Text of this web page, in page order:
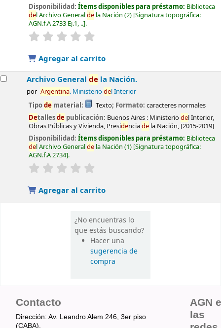
Disponibilidad:Ítems disponibles para préstamo: Biblioteca
del Archivo Generalde la Nación (2) Signatura topográfica:
AGN.f.A 2733 Ej.1, .. .
valoración
Agregar al carrito
Archivo Generalde la Nación.
por Argentina. Ministeriodel Interior
Tipode material: Texto; Formato: caracteres normales
Detallesde publicación: Buenos Aires : Ministeriodel Interior,
Obras Públicas y Vivienda, Presidenciade la Nación, [2015-2019]
Disponibilidad:Ítems disponibles para préstamo: Biblioteca
del Archivo Generalde la Nación (1) Signatura topográfica:
AGN.f.A 2734 .
valoración
Agregar al carrito
¿No encuentras lo
que estás buscando?
Hacer una
sugerencia de
compra
Contacto
Dirección: Av. Leandro Alem 246, 3er piso
(CABA).
AGN
las